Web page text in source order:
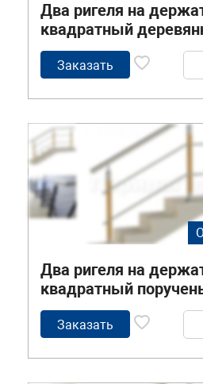
Два ригеля на
квадратный
поручень и круглые
Заказать
Два ригеля на
квадратный
квадратные
стойки
Заказать